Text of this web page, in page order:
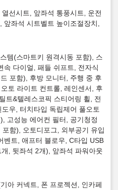
선시트, 앞좌석 통풍시트, 운전
앞좌석 시트벨트 높이조절장치,
템(스마트키 원격시동 포함), 스
속 다이얼, 패들 쉬프트, 전자식
포함), 후방 모니터, 주행 중 후
토 라이트 컨트롤, 레인센서, 후
트&텔레스코픽 스티어링 휠, 전
우, 터치타입 독립제어 풀오토
고성능 에어컨 필터, 공기청정
함), 오토디포그, 외부공기 유입
벤트, 애프터 블로우, C타입 USB
, 뒷좌석 2개), 앞좌석 파워아웃
아 커넥트, 폰 프로젝션, 인카페